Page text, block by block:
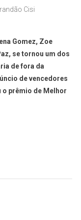
Cisi
Gomez, Zoe
se tornou um dos
de fora da
de vencedores
o prêmio de Melhor